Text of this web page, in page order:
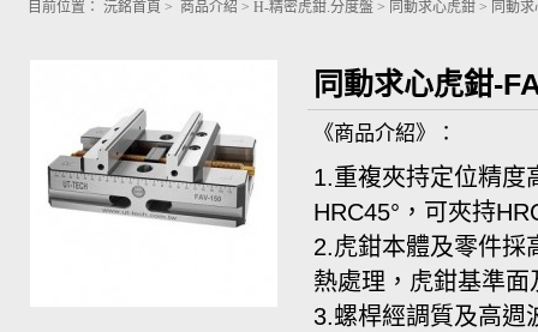
目前位置： 沅銘首頁 > 商品介紹 > H-精密虎鉗.分度盤 > 同動求心虎鉗 > 同動
同動求心虎鉗-
《商品介紹》：
1.重複夾持定位精度
HRC45° ，可夾持
2.虎鉗本體及零件採
熱處理，虎鉗基準
3.螺桿經調質及高週